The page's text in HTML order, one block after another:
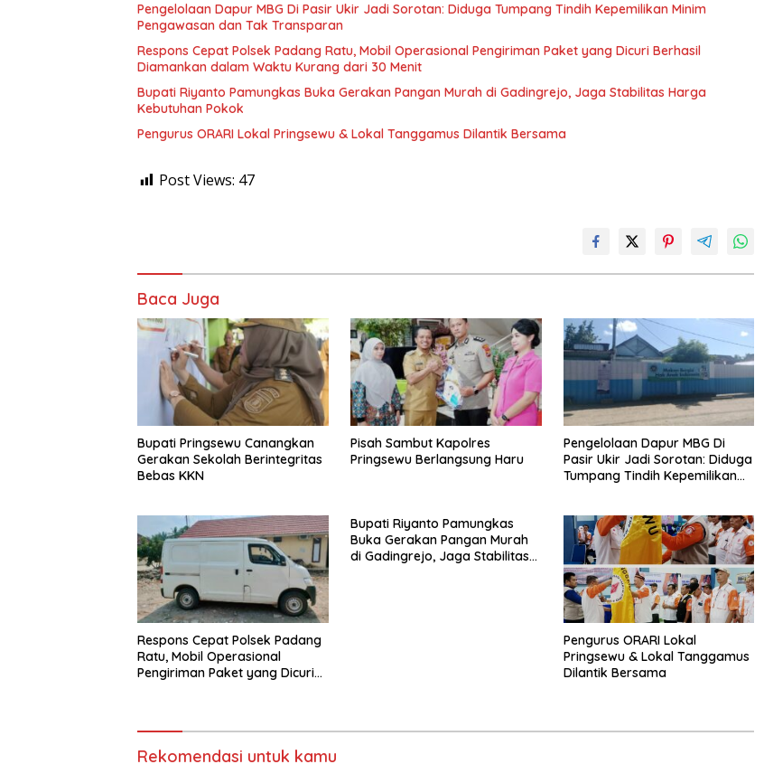
Pengelolaan Dapur MBG Di Pasir Ukir Jadi Sorotan: Diduga Tumpang Tindih Kepemilikan Minim
Pengawasan dan Tak Transparan
Respons Cepat Polsek Padang Ratu, Mobil Operasional Pengiriman Paket yang Dicuri Berhasil
Diamankan dalam Waktu Kurang dari 30 Menit
Bupati Riyanto Pamungkas Buka Gerakan Pangan Murah di Gadingrejo, Jaga Stabilitas Harga
Kebutuhan Pokok
Pengurus ORARI Lokal Pringsewu & Lokal Tanggamus Dilantik Bersama
Post Views: 47
Baca Juga
Bupati Pringsewu Canangkan
Gerakan Sekolah Berintegritas
Bebas KKN
Pisah Sambut Kapolres
Pringsewu Berlangsung Haru
Pengelolaan Dapur MBG Di
Pasir Ukir Jadi Sorotan: Diduga
Tumpang Tindih Kepemilikan
Respons Cepat Polsek Padang
Ratu, Mobil Operasional
Pengiriman Paket yang Dicuri
Bupati Riyanto Pamungkas
Buka Gerakan Pangan Murah
di Gadingrejo, Jaga Stabilitas
Pengurus ORARI Lokal
Pringsewu & Lokal Tanggamus
Dilantik Bersama
Rekomendasi untuk kamu